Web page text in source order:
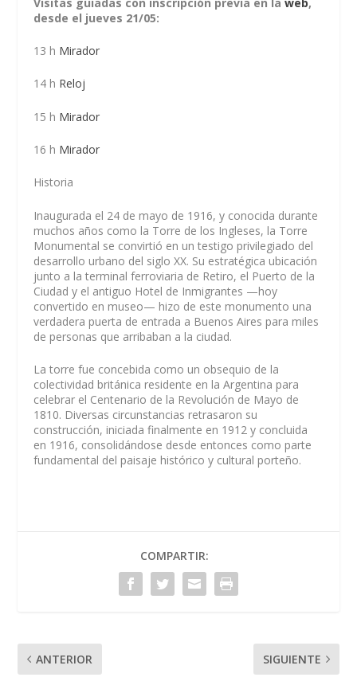
desde el jueves 21/05:
13 h Mirador
14 h Reloj
15 h Mirador
16 h Mirador
Historia
Inaugurada el 24 de mayo de 1916, y conocida durante
muchos años como la Torre de los Ingleses, la Torre
Monumental se convirtió en un testigo privilegiado del
desarrollo urbano del siglo XX. Su estratégica ubicación
junto a la terminal ferroviaria de Retiro, el Puerto de la
Ciudad y el antiguo Hotel de Inmigrantes —hoy
convertido en museo— hizo de este monumento una
verdadera puerta de entrada a Buenos Aires para miles
de personas que arribaban a la ciudad.
La torre fue concebida como un obsequio de la
colectividad británica residente en la Argentina para
celebrar el Centenario de la Revolución de Mayo de
1810. Diversas circunstancias retrasaron su
construcción, iniciada finalmente en 1912 y concluida
en 1916, consolidándose desde entonces como parte
fundamental del paisaje histórico y cultural porteño.
COMPARTIR:
ANTERIOR SIGUIENTE